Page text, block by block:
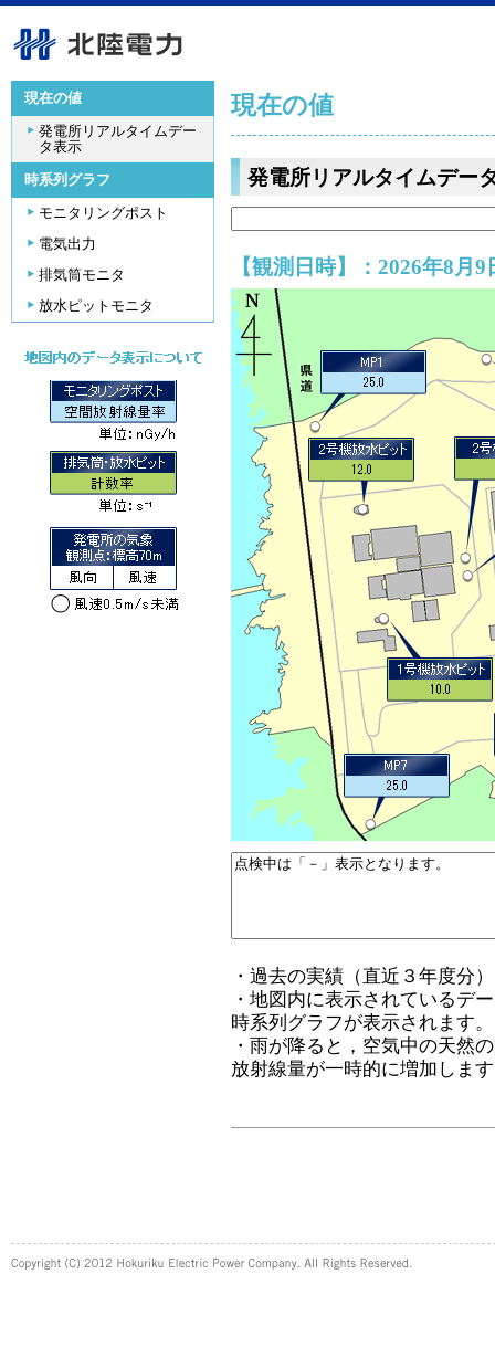
現在の値
発電所リアルタイムデー
タ表示
時系列グラフ
モニタリングポスト
電気出力
排気筒モニタ
放水ピットモニタ
現在の値
発電所リアルタイムデー
【観測日時】：2026年8月
・過去の実績（直近３年度分
・地図内に表示されているデ
時系列グラフが表示されます。
・雨が降ると，空気中の天然
放射線量が一時的に増加しま